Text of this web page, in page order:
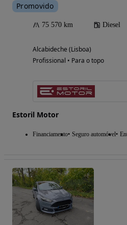
Promovido
75 570 km Diesel
Alcabideche (Lisboa)
Profissional • Para o topo
Estoril Motor
Financiamento Seguro automóvel